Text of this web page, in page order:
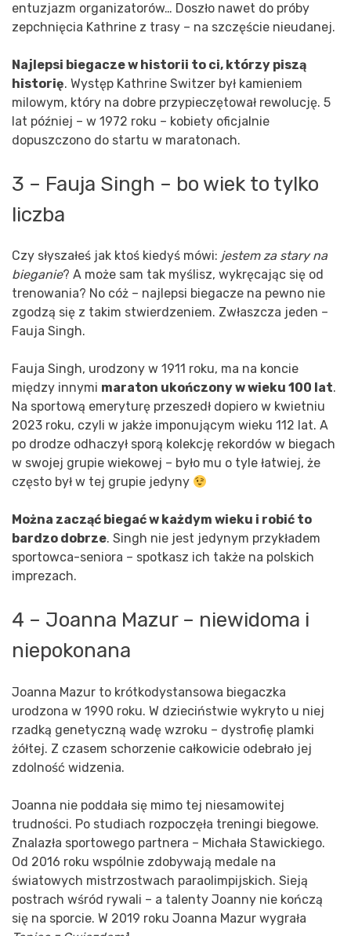
entuzjazm organizatorów… Doszło nawet do próby
zepchnięcia Kathrine z trasy – na szczęście nieudanej.
Najlepsi biegacze w historii to ci, którzy piszą
historię. Występ Kathrine Switzer był kamieniem
milowym, który na dobre przypieczętował rewolucję. 5
lat później – w 1972 roku – kobiety oficjalnie
dopuszczono do startu w maratonach.
3 – Fauja Singh – bo wiek to tylko
liczba
Czy słyszałeś jak ktoś kiedyś mówi: jestem za stary na
bieganie? A może sam tak myślisz, wykręcając się od
trenowania? No cóż – najlepsi biegacze na pewno nie
zgodzą się z takim stwierdzeniem. Zwłaszcza jeden –
Fauja Singh.
Fauja Singh, urodzony w 1911 roku, ma na koncie
między innymi maraton ukończony w wieku 100 lat.
Na sportową emeryturę przeszedł dopiero w kwietniu
2023 roku, czyli w jakże imponującym wieku 112 lat. A
po drodze odhaczył sporą kolekcję rekordów w biegach
w swojej grupie wiekowej – było mu o tyle łatwiej, że
często był w tej grupie jedyny
Można zacząć biegać w każdym wieku i robić to
bardzo dobrze. Singh nie jest jedynym przykładem
sportowca-seniora – spotkasz ich także na polskich
imprezach.
4 – Joanna Mazur – niewidoma i
niepokonana
Joanna Mazur to krótkodystansowa biegaczka
urodzona w 1990 roku. W dzieciństwie wykryto u niej
rzadką genetyczną wadę wzroku – dystrofię plamki
żółtej. Z czasem schorzenie całkowicie odebrało jej
zdolność widzenia.
Joanna nie poddała się mimo tej niesamowitej
trudności. Po studiach rozpoczęła treningi biegowe.
Znalazła sportowego partnera – Michała Stawickiego.
Od 2016 roku wspólnie zdobywają medale na
światowych mistrzostwach paraolimpijskich. Sieją
postrach wśród rywali – a talenty Joanny nie kończą
się na sporcie. W 2019 roku Joanna Mazur wygrała